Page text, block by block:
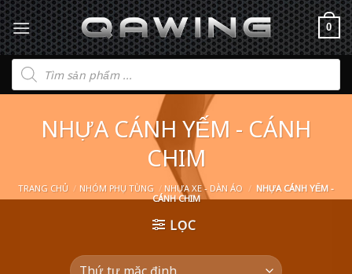
0
Tìm
kiếm
sản
phẩm
NHỰA CÁNH YẾM - CÁNH
CHIM
TRANG CHỦ / NHÓM PHỤ TÙNG / NHỰA XE - DÀN ÁO / NHỰA CÁNH YẾM -
CÁNH CHIM
LỌC